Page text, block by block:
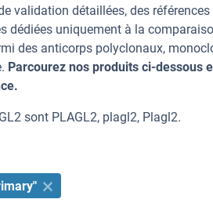
validation détaillées, des
dédiées uniquement à la
des anticorps polyclonaux,
Parcourez nos produits ci-dessous
sont PLAGL2, plagl2, Plagl2.